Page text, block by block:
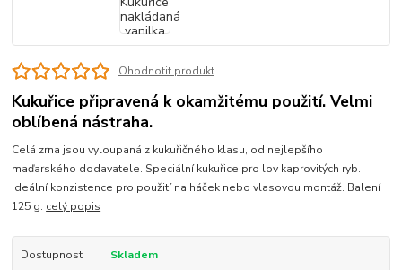
Ohodnotit produkt
Kukuřice připravená k okamžitému použití. Velmi
oblíbená nástraha.
Celá zrna jsou vyloupaná z kukuřičného klasu, od nejlepšího
maďarského dodavatele. Speciální kukuřice pro lov kaprovitých ryb.
Ideální konzistence pro použití na háček nebo vlasovou montáž. Balení
125 g. celý popis
Dostupnost
Skladem